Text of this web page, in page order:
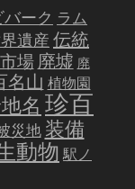
ーク ラム
遺産 伝統
市場 廃墟 廃
名山 植物園
名 珍百
災地 装備
動物 駅ノ